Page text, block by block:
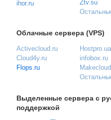
ihor.ru
Ztv.su
Облачные сервера (VPS)
Activecloud.ru
Cloud4y.ru
Flops.ru
Hostpro.ua
infobox.ru
Выделенные сервера с
поддержкой